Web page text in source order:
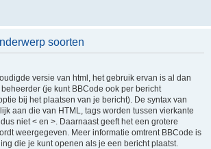
soorten
versie van html, het gebruik ervan is al dan
(je kunt BBCode ook per bericht
bij het plaatsen van je bericht). De syntax van
aan die van HTML, tags worden tussen vierkante
niet < en >. Daarnaast geeft het een grotere
weergegeven. Meer informatie omtrent BBCode is
die je kunt openen als je een bericht plaatst.